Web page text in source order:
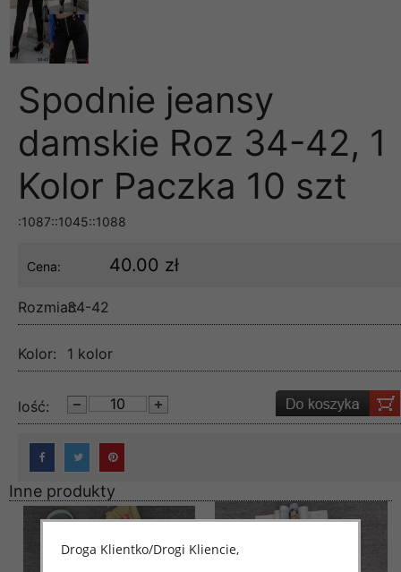
Spodnie jeansy
damskie Roz 34-42, 1
Kolor Paczka 10 szt
:1087::1045::1088
Cena: 40.00 zł
Rozmiar:34-42
Kolor: 1 kolor
lość:
Inne produkty
Droga Klientko/Drogi Kliencie,